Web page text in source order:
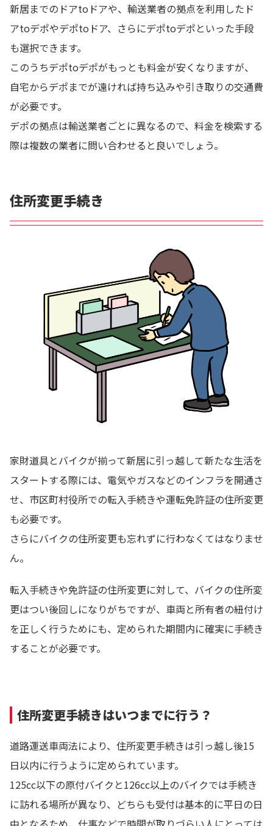
新居までのドアtoドアや、輸送業者の拠点を利用したド
アtoデポやデポtoドア、さらにデポtoデポといった手段
も選択できます。
このうちデポtoデポがもっとも料金が安くなりますが、
自宅からデポまでが遠ければ持ち込みや引き取りの交通費
が必要です。
デポの拠点は輸送業者ごとに異なるので、料金を検索する
際は複数の業者に問い合わせると良いでしょう。
住所変更手続き
家財道具とバイクが揃って新居に引っ越して新たな生活を
スタートする際には、電気やガスなどのインフラを開通さ
せ、市区町村役所での転入手続きや運転免許証の住所変更
も必要です。
さらにバイクの住所変更も忘れずに行わなくてはなりませ
ん。
転入手続きや免許証の住所変更に対して、バイクの住所変
更はつい後回しになりがちですが、車両と所有者の紐付け
を正しく行うためにも、定められた期間内に確実に手続き
することが必要です。
住所変更手続きはいつまでに行う？
道路運送車両法により、住所変更手続きは引っ越し後15
日以内に行うように定められています。
125cc以下の原付バイクと126cc以上のバイクでは手続き
に訪れる場所が異なり、どちらも受付は基本的に平日の日